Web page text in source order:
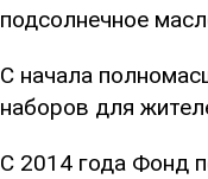
подсолнечное
С начала
наборов для
С 2014 года Фонд